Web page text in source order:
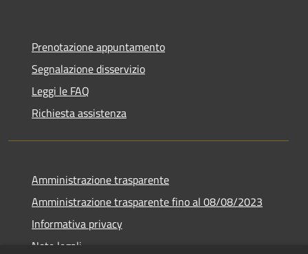
Prenotazione appuntamento
Segnalazione disservizio
Leggi le FAQ
Richiesta assistenza
Amministrazione trasparente
Amministrazione trasparente fino al 08/08/2023
Informativa privacy
Note legali